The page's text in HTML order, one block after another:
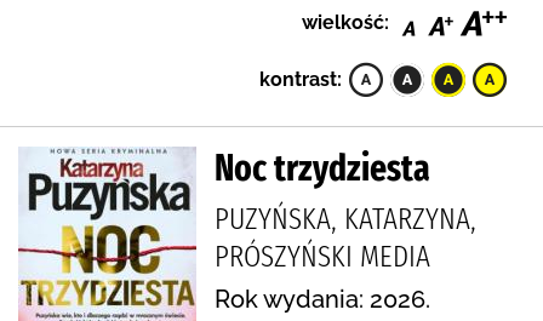
wielkość:
kontrast:
Noc trzydziesta
PUZYŃSKA, KATARZYNA,
PRÓSZYŃSKI MEDIA
Rok wydania: 2026.